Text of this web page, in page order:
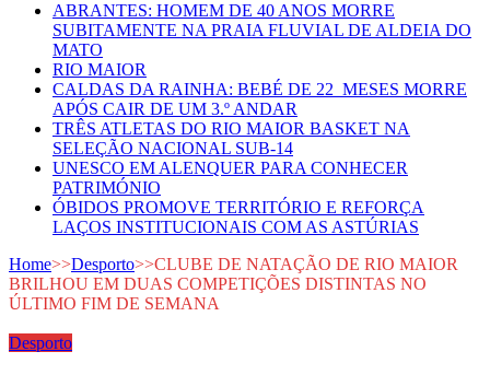
ABRANTES: HOMEM DE 40 ANOS MORRE
SUBITAMENTE NA PRAIA FLUVIAL DE ALDEIA DO
MATO
RIO MAIOR
CALDAS DA RAINHA: BEBÉ DE 22 MESES MORRE
APÓS CAIR DE UM 3.º ANDAR
TRÊS ATLETAS DO RIO MAIOR BASKET NA
SELEÇÃO NACIONAL SUB-14
UNESCO EM ALENQUER PARA CONHECER
PATRIMÓNIO
ÓBIDOS PROMOVE TERRITÓRIO E REFORÇA
LAÇOS INSTITUCIONAIS COM AS ASTÚRIAS
Home>>Desporto>>CLUBE DE NATAÇÃO DE RIO MAIOR
BRILHOU EM DUAS COMPETIÇÕES DISTINTAS NO
ÚLTIMO FIM DE SEMANA
Desporto